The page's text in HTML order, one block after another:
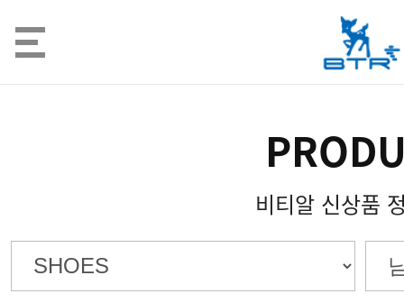
비티알 신상품